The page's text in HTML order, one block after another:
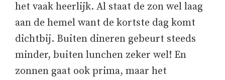
het vaak heerlijk. Al staat de zon wel laag
aan de hemel want de kortste dag komt
dichtbij. Buiten dineren gebeurt steeds
minder, buiten lunchen zeker wel! En
zonnen gaat ook prima, maar het